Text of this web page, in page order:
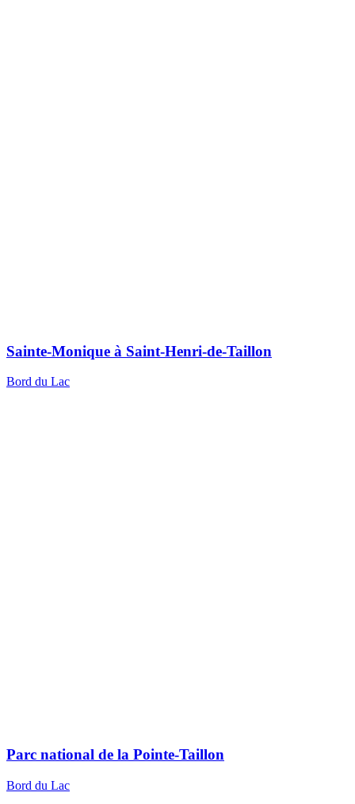
Sainte-Monique à Saint-Henri-de-Taillon
Bord du Lac
Parc national de la Pointe-Taillon
Bord du Lac